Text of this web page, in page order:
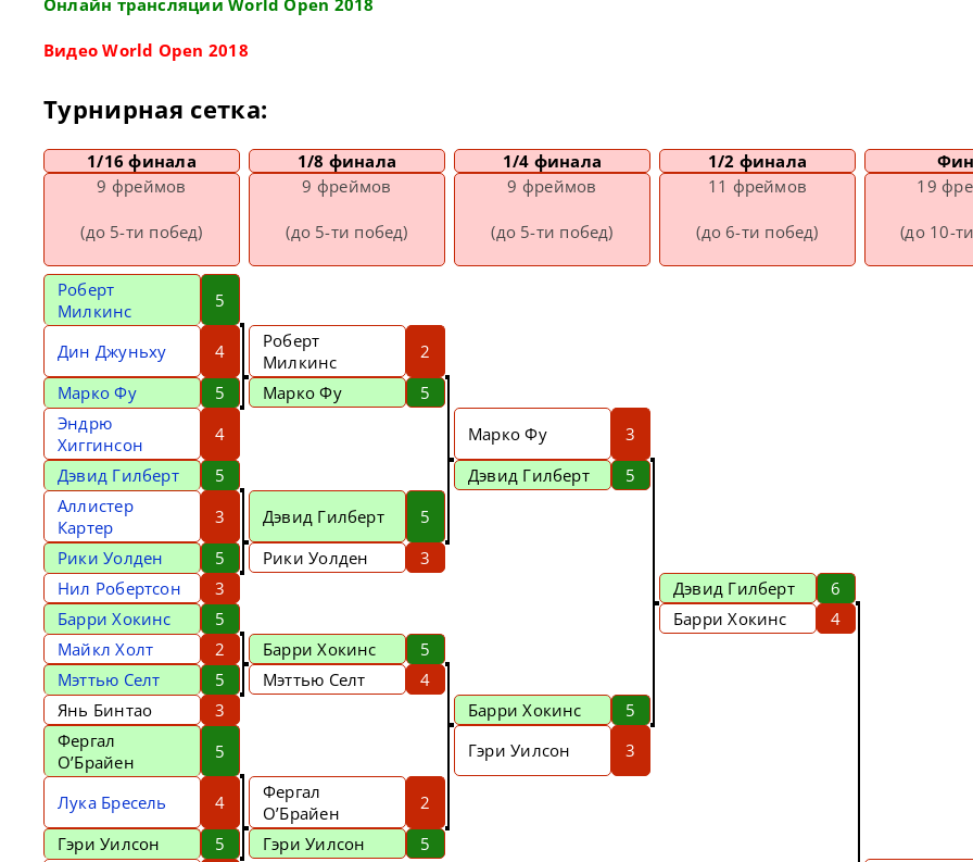
Онлайн трансляции World Open 2018
Видео World Open 2018
Турнирная сетка:
1/16 финала 1/8 финала 1/4 финала 1/2 финала
9 фреймов
(до 5-ти побед)
9 фреймов
(до 5-ти побед)
9 фреймов
(до 5-ти побед)
11 фреймов
(до 6-ти побед)
19
(до 10-
Роберт
Милкинс
5
Дин Джуньху 4
Роберт
Милкинс
2
Марко Фу
5 Марко Фу
5
Эндрю
Хиггинсон
4 Марко Фу
3
Дэвид Гилберт
5 Дэвид Гилберт
5
Аллистер
Картер
3 Дэвид Гилберт
5
Рики Уолден
5 Рики Уолден
3
Нил Робертсон
3 Дэвид Гилберт
6
Барри Хокинс
5 Барри Хокинс
4
Майкл Холт
2 Барри Хокинс
5
Мэттью Селт
5 Мэттью Селт
4
Янь Бинтао
3 Барри Хокинс
5
Фергал
О’Брайен
5 Гэри Уилсон 3
Лука Бресель 4
Фергал
О’Брайен
2
Гэри Уилсон
5 Гэри Уилсон
5